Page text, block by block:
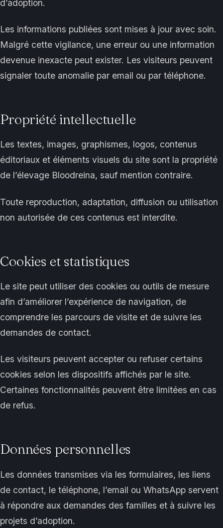
d’adoption.
Les informations publiées sont mises à jour avec soin.
Malgré cette vigilance, une erreur ou une information
devenue inexacte peut exister. Les visiteurs peuvent
signaler toute anomalie par email ou par téléphone.
Propriété intellectuelle
Les textes, images, graphismes, logos, contenus
éditoriaux et éléments visuels du site sont la propriété
de l’élevage Bloodreina, sauf mention contraire.
Toute reproduction, adaptation, diffusion ou utilisation
non autorisée de ces contenus est interdite.
Cookies et statistiques
Le site peut utiliser des cookies ou outils de mesure
afin d’améliorer l’expérience de navigation, de
comprendre les parcours de visite et de suivre les
demandes de contact.
Les visiteurs peuvent accepter ou refuser certains
cookies selon les dispositifs affichés par le site.
Certaines fonctionnalités peuvent être limitées en cas
de refus.
Données personnelles
Les données transmises via les formulaires, les liens
de contact, le téléphone, l’email ou WhatsApp servent
à répondre aux demandes des familles et à suivre les
projets d’adoption.